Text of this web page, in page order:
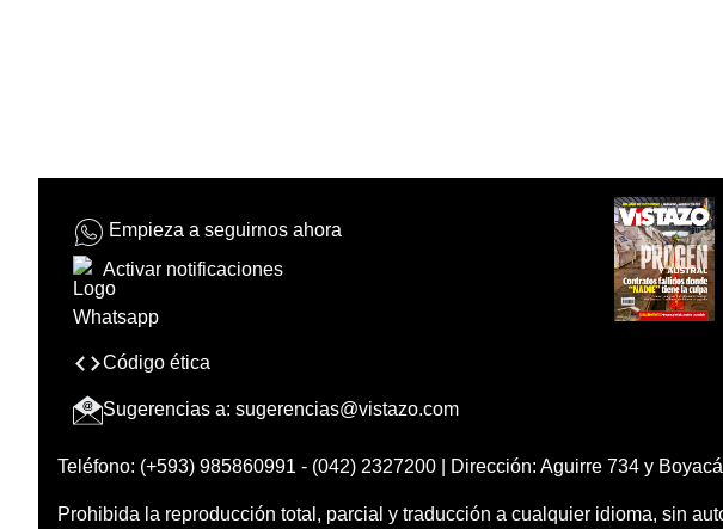
Empieza a seguirnos ahora
Activar notificaciones
Código ética
Sugerencias a: sugerencias@vistazo.com
Teléfono: (+593) 985860991 - (042) 2327200 | Dirección: Aguirre 734 y
Prohibida la reproducción total, parcial y traducción a cualquier idioma, sin